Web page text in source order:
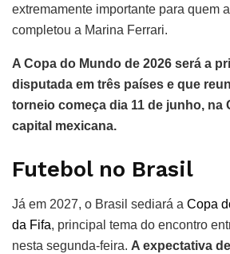
extremamente importante para quem
completou a Marina Ferrari.
A Copa do Mundo de 2026 será a
disputada em três países e que
torneio começa dia 11 de junho, na
capital mexicana.
Futebol no Brasil
Já em 2027, o Brasil sediará a Copa
da Fifa, principal tema do encontro
nesta segunda-feira. A expectativa